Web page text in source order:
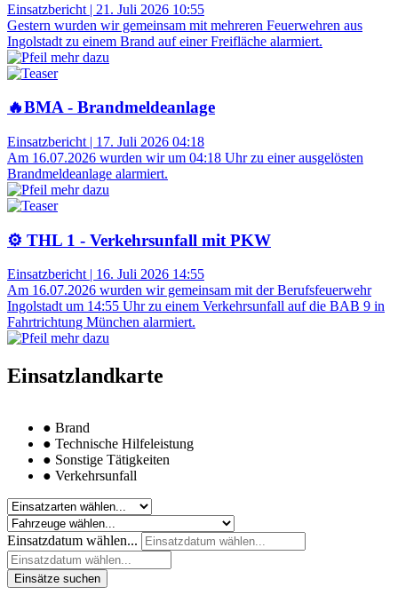
Einsatzbericht | 21. Juli 2026 10:55
Gestern wurden wir gemeinsam mit mehreren Feuerwehren aus
Ingolstadt zu einem Brand auf einer Freifläche alarmiert.
🔥BMA - Brandmeldeanlage
Einsatzbericht | 17. Juli 2026 04:18
Am 16.07.2026 wurden wir um 04:18 Uhr zu einer ausgelösten
Brandmeldeanlage alarmiert.
⚙️ THL 1 - Verkehrsunfall mit PKW
Einsatzbericht| 16. Juli 2026 14:55
Am 16.07.2026 wurden wir gemeinsam mit der Berufsfeuerwehr
Ingolstadt um 14:55 Uhr zu einem Verkehrsunfall auf die BAB 9 in
Fahrtrichtung München alarmiert.
Einsatzlandkarte
● Brand
● Technische Hilfeleistung
● Sonstige Tätigkeiten
● Verkehrsunfall
Einsatzdatum wählen...
Einsätze suchen